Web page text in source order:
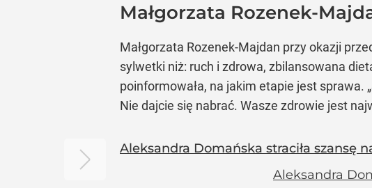
Małgorzata Rozenek-
Małgorzata Rozenek-Majdan przy okazji
sylwetki niż: ruch i zdrowa, zbilansowana
poinformowała, na jakim etapie jest sprawa.
Nie dajcie się nabrać. Wasze zdrowie jest
Aleksandra Domańska straciła szansę
Aleksandra